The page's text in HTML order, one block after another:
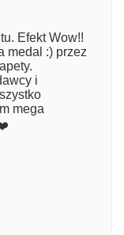
Efekt Wow!!
medal :) przez
i
mega